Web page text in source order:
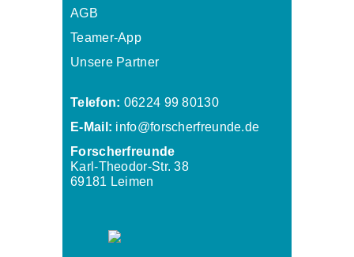
AGB
Teamer-App
Unsere Partner
Telefon: 06224 99 80130
E-Mail: info@forscherfreunde.de
Forscherfreunde
Karl-Theodor-Str. 38
69181 Leimen